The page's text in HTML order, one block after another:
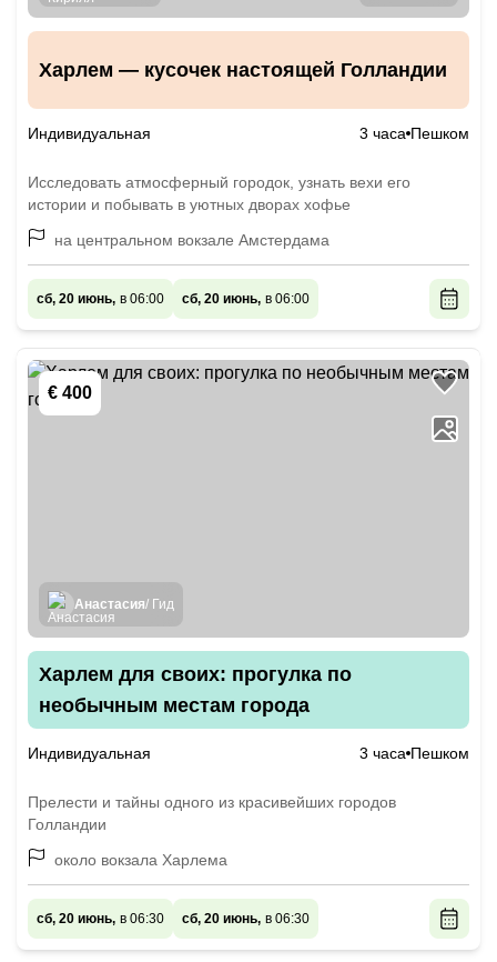
Харлем — кусочек настоящей Голландии
Индивидуальная 3 часа Пешком
Исследовать атмосферный городок, узнать вехи его
истории и побывать в уютных дворах хофье
на центральном вокзале Амстердама
сб, 20 июнь, в 06:00 сб, 20 июнь, в 06:00
€ 400
Анастасия/ Гид
Харлем для своих: прогулка по
необычным местам города
Индивидуальная 3 часа Пешком
Прелести и тайны одного из красивейших городов
Голландии
около вокзала Харлема
сб, 20 июнь, в 06:30 сб, 20 июнь, в 06:30